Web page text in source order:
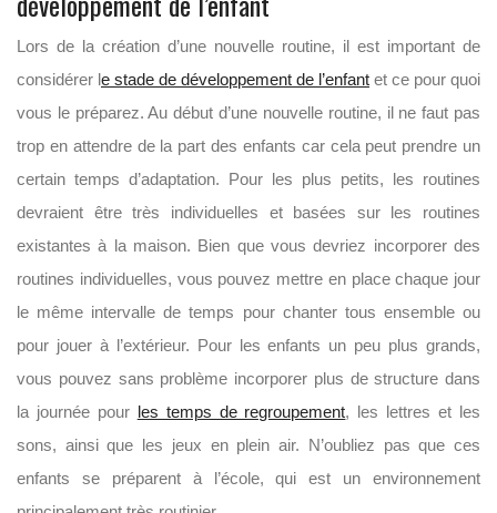
Lors de la création d’une nouvelle routine, il est important de
considérer le stade de développement de l’enfant et ce pour quoi
vous le préparez. Au début d’une nouvelle routine, il ne faut pas
trop en attendre de la part des enfants car cela peut prendre un
certain temps d’adaptation. Pour les plus petits, les routines
devraient être très individuelles et basées sur les routines
existantes à la maison. Bien que vous devriez incorporer des
routines individuelles, vous pouvez mettre en place chaque jour
le même intervalle de temps pour chanter tous ensemble ou
pour jouer à l’extérieur. Pour les enfants un peu plus grands,
vous pouvez sans problème incorporer plus de structure dans
la journée pour les temps de regroupement, les lettres et les
sons, ainsi que les jeux en plein air. N’oubliez pas que ces
enfants se préparent à l’école, qui est un environnement